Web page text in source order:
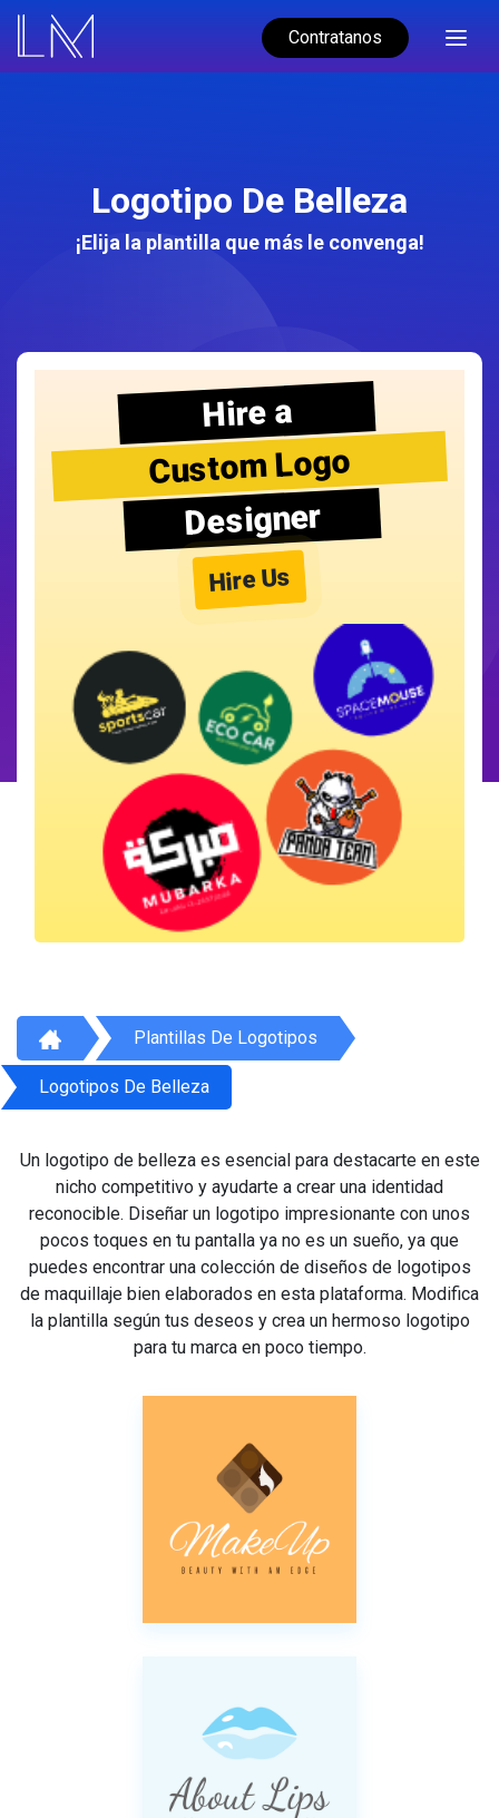
Contratanos
Logotipo De Belleza
¡Elija la plantilla que más le convenga!
Hire a
Custom Logo
Designer
Hire Us
Plantillas De Logotipos
Logotipos De Belleza
Un logotipo de belleza es esencial para destacarte en este
nicho competitivo y ayudarte a crear una identidad
reconocible. Diseñar un logotipo impresionante con unos
pocos toques en tu pantalla ya no es un sueño, ya que
puedes encontrar una colección de diseños de logotipos
de maquillaje bien elaborados en esta plataforma. Modifica
la plantilla según tus deseos y crea un hermoso logotipo
para tu marca en poco tiempo.